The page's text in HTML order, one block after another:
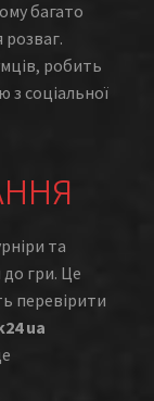
багато
робить
з соціальної
та
гри. Це
перевірити
ua